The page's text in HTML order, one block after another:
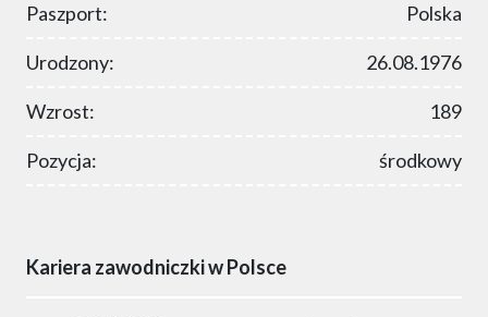
Paszport: Polska
Urodzony: 26.08.1976
Wzrost: 189
Pozycja: środkowy
Kariera zawodniczki w Polsce